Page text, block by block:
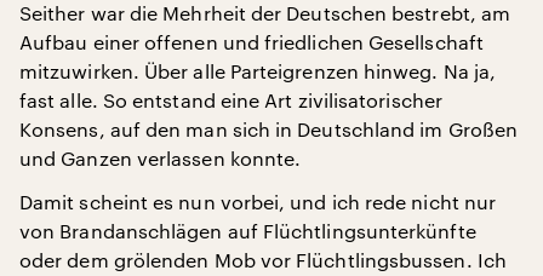
Seither war die Mehrheit der Deutschen bestrebt, am
Aufbau einer offenen und friedlichen Gesellschaft
mitzuwirken. Über alle Parteigrenzen hinweg. Na ja,
fast alle. So entstand eine Art zivilisatorischer
Konsens, auf den man sich in Deutschland im Großen
und Ganzen verlassen konnte.
Damit scheint es nun vorbei, und ich rede nicht nur
von Brandanschlägen auf Flüchtlingsunterkünfte
oder dem grölenden Mob vor Flüchtlingsbussen. Ich